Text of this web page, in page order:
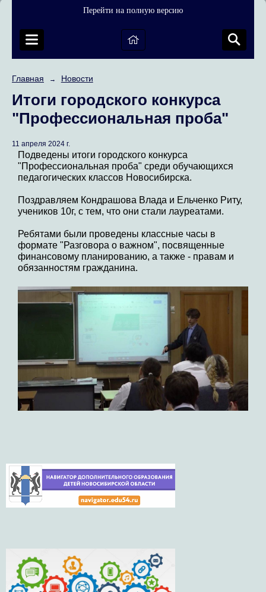
Перейти на полную версию
Главная → Новости
Итоги городского конкурса
"Профессиональная проба"
11 апреля 2024 г.
Подведены итоги городского конкурса
"Профессиональная проба" среди обучающихся
педагогических классов Новосибирска.
Поздравляем Кондрашова Влада и Ельченко Риту,
учеников 10г, с тем, что они стали лауреатами.
Ребятами были проведены классные часы в
формате "Разговора о важном", посвященные
финансовому планированию, а также - правам и
обязанностям гражданина.